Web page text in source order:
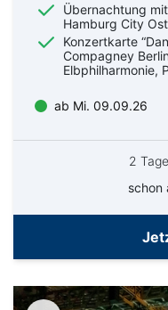
Übernachtung
Hamburg City Ost
Konzertkarte
Compagney
Elbphilharmonie,
ab Mi. 09.09.26
2
schon